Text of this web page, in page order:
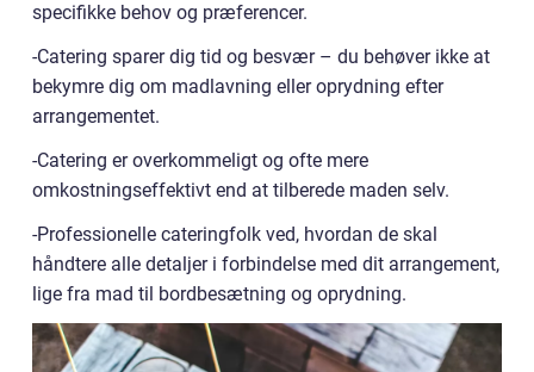
specifikke behov og præferencer.
-Catering sparer dig tid og besvær – du behøver ikke at
bekymre dig om madlavning eller oprydning efter
arrangementet.
-Catering er overkommeligt og ofte mere
omkostningseffektivt end at tilberede maden selv.
-Professionelle cateringfolk ved, hvordan de skal
håndtere alle detaljer i forbindelse med dit arrangement,
lige fra mad til bordbesætning og oprydning.